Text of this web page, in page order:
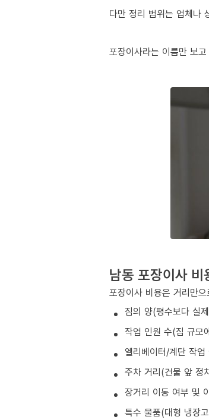
다만 정리 범위는 업체나
포장이사라는 이름만 보
남동 포장이사 비
포장이사 비용은 거리만
짐의 양(평수보다 실
작업 인원 수(짐 규모
엘리베이터/계단 작업
주차 거리(건물 앞 정
장거리 이동 여부 및
특수 물품(대형 냉장